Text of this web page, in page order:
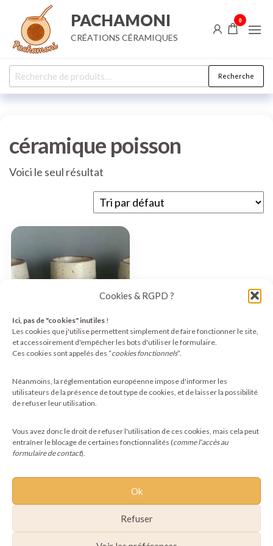
Cookies & RGPD ?
Ici, pas de "cookies" inutiles !
Les cookies que j'utilise permettent simplement de faire fonctionner le site,
et accessoirement d'empêcher les bots d'utiliser le formulaire.
Ces cookies sont appelés des “cookies fonctionnels”.
Néanmoins, la réglementation européenne impose d'informer les
utilisateurs de la présence de tout type de cookies, et de laisser la possibilité
de refuser leur utilisation.
Vous avez donc le droit de refuser l'utilisation de ces cookies, mais cela peut
entraîner le blocage de certaines fonctionnalités (comme l'accès au
formulaire de contact).
Ok
Refuser
contenu
PACHAMONI
CRÉATIONS CÉRAMIQUES
0
Recherche
pour :
Recherche
céramique poisson
Voici le seul résultat
grès pyrité
10,00€